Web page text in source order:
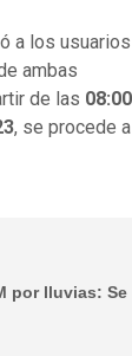
a los
ambas
de las
, se procede
por lluvias: Se